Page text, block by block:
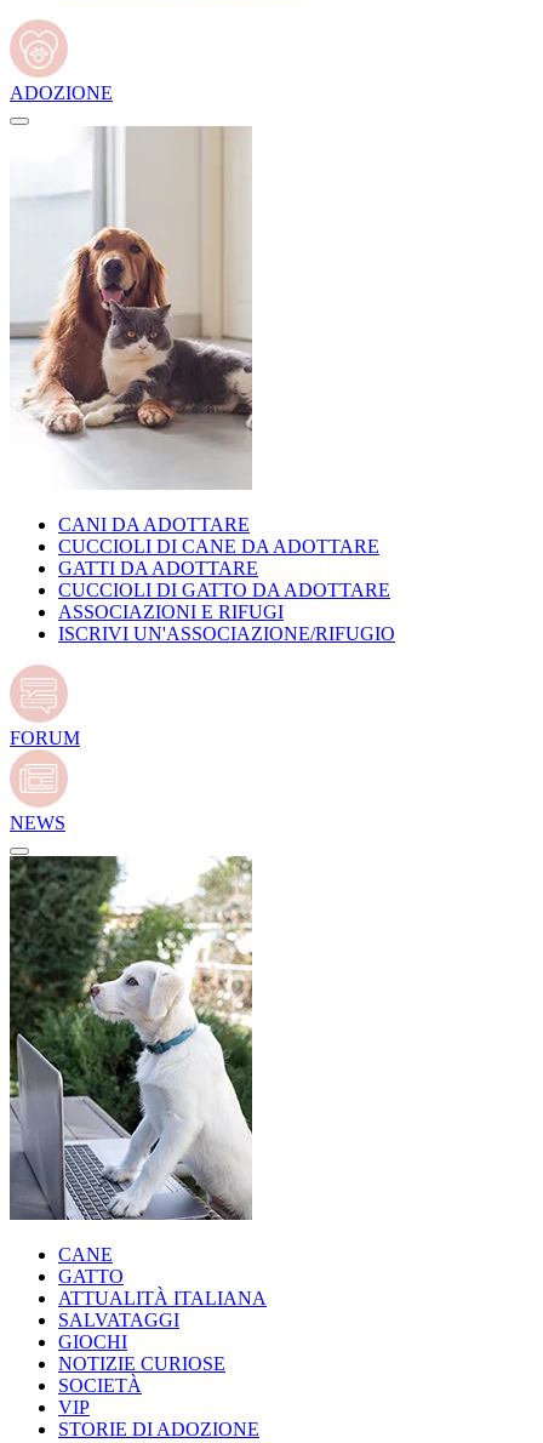
ADOZIONE
CANI DA ADOTTARE
CUCCIOLI DI CANE DA ADOTTARE
GATTI DA ADOTTARE
CUCCIOLI DI GATTO DA ADOTTARE
ASSOCIAZIONI E RIFUGI
ISCRIVI UN'ASSOCIAZIONE/RIFUGIO
FORUM
NEWS
CANE
GATTO
ATTUALITÀ ITALIANA
SALVATAGGI
GIOCHI
NOTIZIE CURIOSE
SOCIETÀ
VIP
STORIE DI ADOZIONE